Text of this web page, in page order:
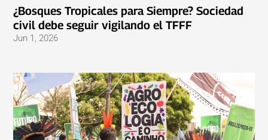
¿Bosques Tropicales para Siempre? Sociedad
civil debe seguir vigilando el TFFF
Jun 1, 2026